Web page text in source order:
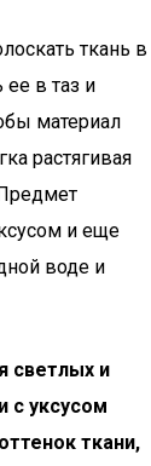
ткань в
в таз и
материал
растягивая
и еще
воде и
светлых и
с уксусом
ткани,